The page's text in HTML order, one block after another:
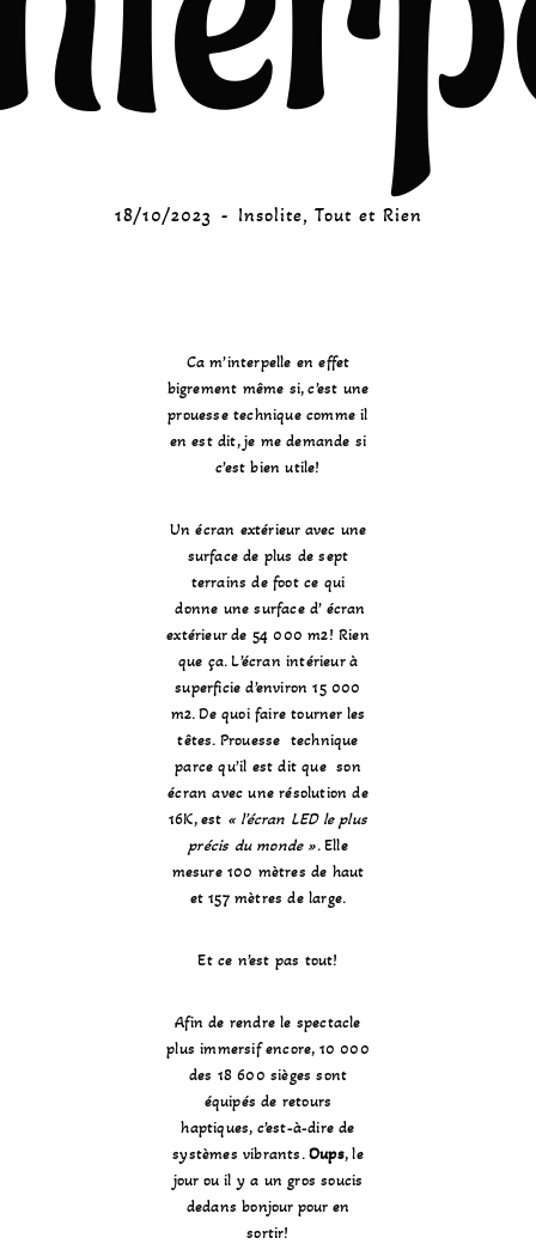
18/10/2023 Insolite, Tout et Rien
Ca m’interpelle en effet
bigrement même si, c’est une
prouesse technique comme il
en est dit, je me demande si
c’est bien utile!
Un écran extérieur avec une
surface de plus de sept
terrains de foot ce qui
donne une surface d’ écran
extérieur de 54 000 m2! Rien
que ça. L’écran intérieur à
superficie d’environ 15 000
m2. De quoi faire tourner les
têtes. Prouesse technique
parce qu’il est dit que son
écran avec une résolution de
16K, est « l’écran LED le plus
précis du monde ». Elle
mesure 100 mètres de haut
et 157 mètres de large.
Et ce n’est pas tout!
Afin de rendre le spectacle
plus immersif encore, 10 000
des 18 600 sièges sont
équipés de retours
haptiques, c’est-à-dire de
systèmes vibrants.Oups, le
jour ou il y a un gros soucis
dedans bonjour pour en
sortir!